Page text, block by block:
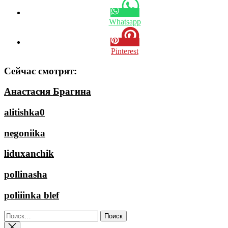
Whatsapp
Pinterest
Сейчас смотрят:
Анастасия Брагина
alitishka0
negoniika
liduxanchik
pollinasha
poliiinka blef
Найти: